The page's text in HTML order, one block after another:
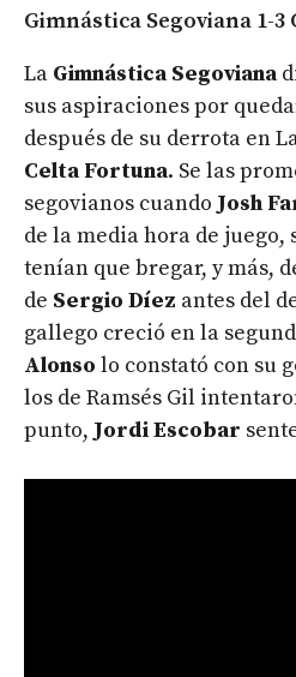
Gimnástica Segoviana 1-
La Gimnástica Segoviana
sus aspiraciones por
después de su derrota en
Celta Fortuna. Se las
segovianos cuando Josh
de la media hora de juego,
tenían que bregar, y más,
de Sergio Díez antes del
gallego creció en la
Alonso lo constató con su
los de Ramsés Gil
punto, Jordi Escobar